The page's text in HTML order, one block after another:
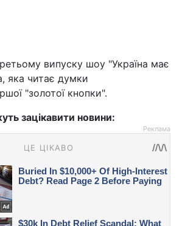
випуску шоу "Україна має
яка читає думки
"золотої кнопки".
зацікавити новини:
Реклама